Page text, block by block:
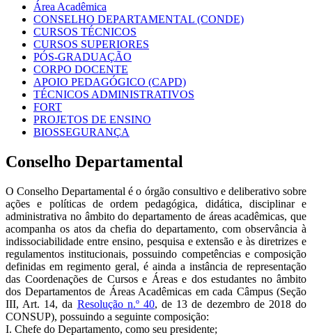
Área Acadêmica
CONSELHO DEPARTAMENTAL (CONDE)
CURSOS TÉCNICOS
CURSOS SUPERIORES
PÓS-GRADUAÇÃO
CORPO DOCENTE
APOIO PEDAGÓGICO (CAPD)
TÉCNICOS ADMINISTRATIVOS
FORT
PROJETOS DE ENSINO
BIOSSEGURANÇA
Conselho Departamental
O Conselho Departamental é o órgão consultivo e deliberativo sobre
ações e políticas de ordem pedagógica, didática, disciplinar e
administrativa no âmbito do departamento de áreas acadêmicas, que
acompanha os atos da chefia do departamento, com observância à
indissociabilidade entre ensino, pesquisa e extensão e às diretrizes e
regulamentos institucionais, possuindo competências e composição
definidas em regimento geral, é ainda a instância de representação
das Coordenações de Cursos e Áreas e dos estudantes no âmbito
dos Departamentos de Áreas Acadêmicas em cada Câmpus (Seção
III, Art. 14, da Resolução n.º 40, de 13 de dezembro de 2018 do
CONSUP), possuindo a seguinte composição:
I. Chefe do Departamento, como seu presidente;